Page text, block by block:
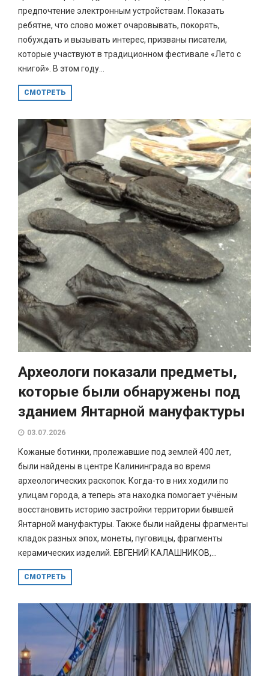
предпочтение электронным устройствам. Показать
ребятне, что слово может очаровывать, покорять,
побуждать и вызывать интерес, призваны писатели,
которые участвуют в традиционном фестивале «Лето с
книгой». В этом году...
СМОТРЕТЬ
Археологи показали предметы,
которые были обнаружены под
зданием Янтарной мануфактуры
03.07.2026
Кожаные ботинки, пролежавшие под землей 400 лет,
были найдены в центре Калининграда во время
археологических раскопок. Когда-то в них ходили по
улицам города, а теперь эта находка помогает учёным
восстановить историю застройки территории бывшей
Янтарной мануфактуры. Также были найдены фрагменты
кладок разных эпох, монеты, пуговицы, фрагменты
керамических изделий. ЕВГЕНИЙ КАЛАШНИКОВ,...
СМОТРЕТЬ